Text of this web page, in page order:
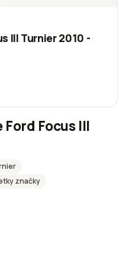
III Turnier 2010 -
Ford Focus III
značky